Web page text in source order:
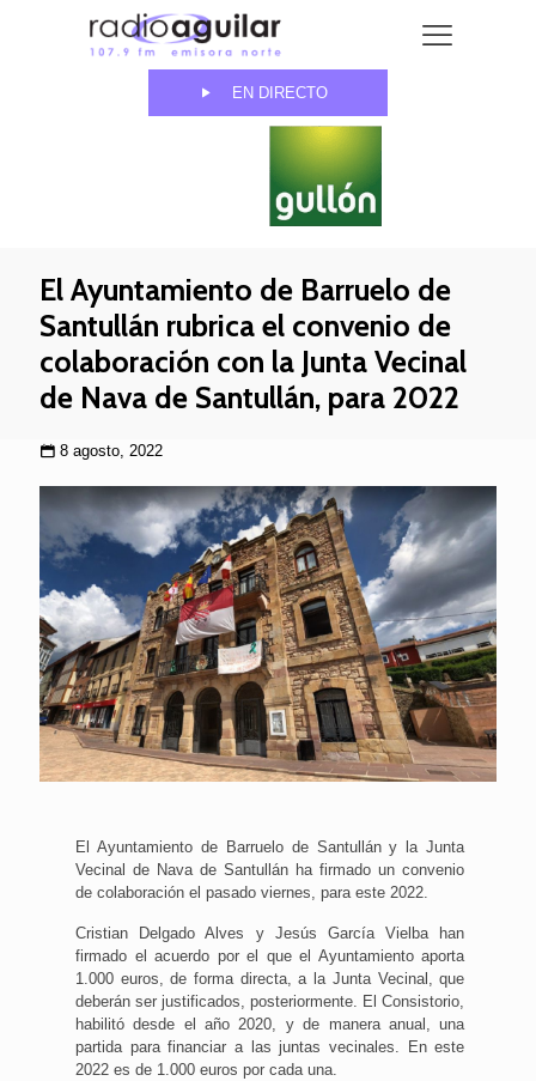
EN DIRECTO
El Ayuntamiento de Barruelo de
Santullán rubrica el convenio de
colaboración con la Junta Vecinal
de Nava de Santullán, para 2022
8 agosto, 2022
El Ayuntamiento de Barruelo de Santullán y la Junta
Vecinal de Nava de Santullán ha firmado un convenio
de colaboración el pasado viernes, para este 2022.
Cristian Delgado Alves y Jesús García Vielba han
firmado el acuerdo por el que el Ayuntamiento aporta
1.000 euros, de forma directa, a la Junta Vecinal, que
deberán ser justificados, posteriormente. El Consistorio,
habilitó desde el año 2020, y de manera anual, una
partida para financiar a las juntas vecinales. En este
2022 es de 1.000 euros por cada una.